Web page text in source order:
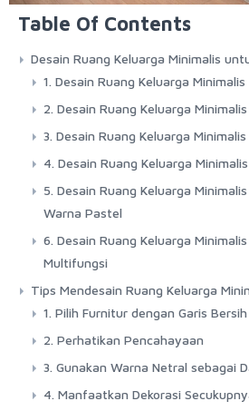
Table Of Contents
Desain Ruang Keluarga Minimalis
1. Desain Ruang Keluarga
2. Desain Ruang Keluarga
3. Desain Ruang Keluarga
4. Desain Ruang Keluarga
5. Desain Ruang Keluarga
Warna Pastel
6. Desain Ruang Keluarga
Multifungsi
Tips Mendesain Ruang Keluarga
1. Pilih Furnitur dengan Garis Bersih
2. Perhatikan Pencahayaan
3. Gunakan Warna Netral sebagai
4. Manfaatkan Dekorasi